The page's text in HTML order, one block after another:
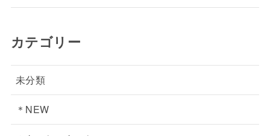
カテゴリー
未分類
＊NEW